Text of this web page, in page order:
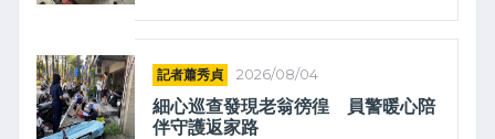
記者蕭秀貞 2026/08/04
細心巡查發現老翁徬徨 員警暖心陪
伴守護返家路